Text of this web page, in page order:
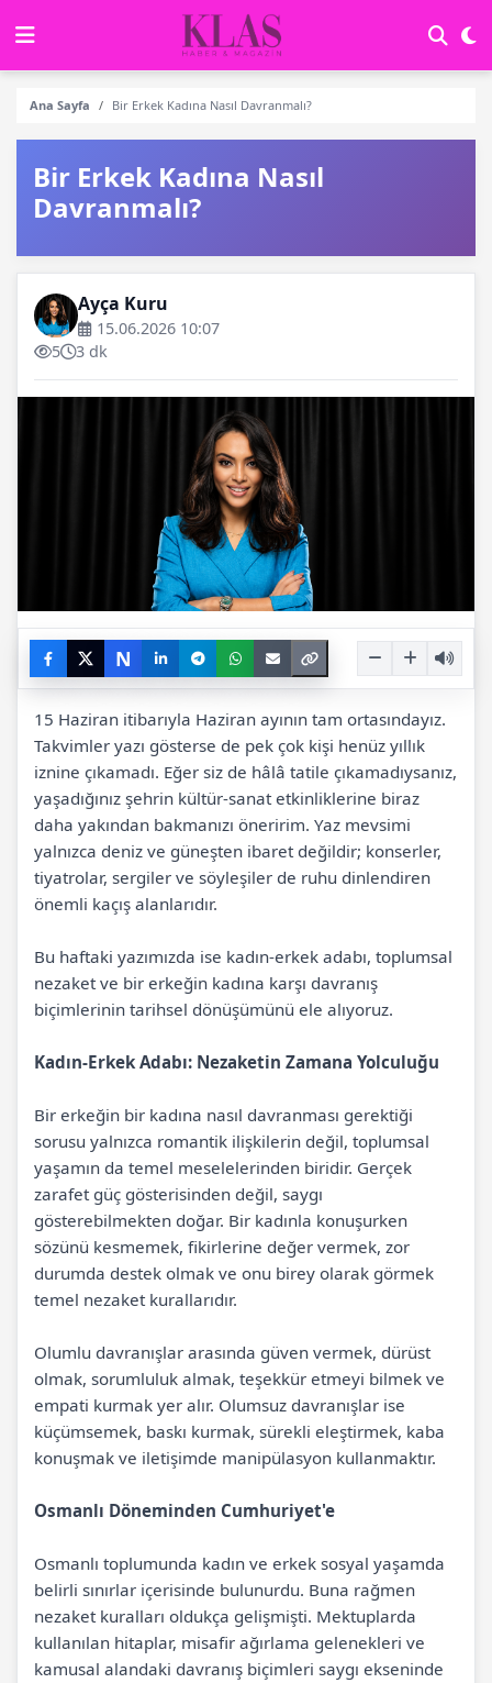
Ana Sayfa Bir Erkek Kadına Nasıl Davranmalı?
Bir Erkek Kadına Nasıl
Davranmalı?
Ayça Kuru
15.06.2026 10:07
5
3 dk
N
15 Haziran itibarıyla Haziran ayının tam ortasındayız.
Takvimler yazı gösterse de pek çok kişi henüz yıllık
iznine çıkamadı. Eğer siz de hâlâ tatile çıkamadıysanız,
yaşadığınız şehrin kültür-sanat etkinliklerine biraz
daha yakından bakmanızı öneririm. Yaz mevsimi
yalnızca deniz ve güneşten ibaret değildir; konserler,
tiyatrolar, sergiler ve söyleşiler de ruhu dinlendiren
önemli kaçış alanlarıdır.
Bu haftaki yazımızda ise kadın-erkek adabı, toplumsal
nezaket ve bir erkeğin kadına karşı davranış
biçimlerinin tarihsel dönüşümünü ele alıyoruz.
Kadın-Erkek Adabı: Nezaketin Zamana Yolculuğu
Bir erkeğin bir kadına nasıl davranması gerektiği
sorusu yalnızca romantik ilişkilerin değil, toplumsal
yaşamın da temel meselelerinden biridir. Gerçek
zarafet güç gösterisinden değil, saygı
gösterebilmekten doğar. Bir kadınla konuşurken
sözünü kesmemek, fikirlerine değer vermek, zor
durumda destek olmak ve onu birey olarak görmek
temel nezaket kurallarıdır.
Olumlu davranışlar arasında güven vermek, dürüst
olmak, sorumluluk almak, teşekkür etmeyi bilmek ve
empati kurmak yer alır. Olumsuz davranışlar ise
küçümsemek, baskı kurmak, sürekli eleştirmek, kaba
konuşmak ve iletişimde manipülasyon kullanmaktır.
Osmanlı Döneminden Cumhuriyet'e
Osmanlı toplumunda kadın ve erkek sosyal yaşamda
belirli sınırlar içerisinde bulunurdu. Buna rağmen
nezaket kuralları oldukça gelişmişti. Mektuplarda
kullanılan hitaplar, misafir ağırlama gelenekleri ve
kamusal alandaki davranış biçimleri saygı ekseninde